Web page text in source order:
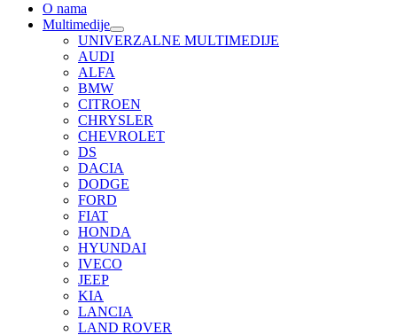
O nama
Multimedije
UNIVERZALNE MULTIMEDIJE
AUDI
ALFA
BMW
CITROEN
CHRYSLER
CHEVROLET
DS
DACIA
DODGE
FORD
FIAT
HONDA
HYUNDAI
IVECO
JEEP
KIA
LANCIA
LAND ROVER